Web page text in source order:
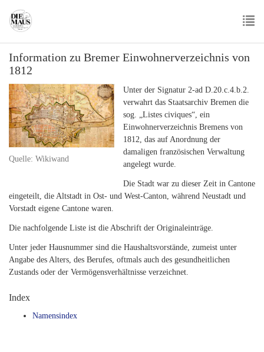
main
Information zu Bremer Einwohnerverzeichnis von
1812
Quelle: Wikiwand
Unter der Signatur 2-ad D.20.c.4.b.2.
verwahrt das Staatsarchiv Bremen die
sog. „Listes civiques“, ein
Einwohnerverzeichnis Bremens von
1812, das auf Anordnung der
damaligen französischen Verwaltung
angelegt wurde.
Die Stadt war zu dieser Zeit in Cantone
eingeteilt, die Altstadt in Ost- und West-Canton, während Neustadt und
Vorstadt eigene Cantone waren.
Die nachfolgende Liste ist die Abschrift der Originaleinträge.
Unter jeder Hausnummer sind die Haushaltsvorstände, zumeist unter
Angabe des Alters, des Berufes, oftmals auch des gesundheitlichen
Zustands oder der Vermögensverhältnisse verzeichnet.
Index
Namensindex